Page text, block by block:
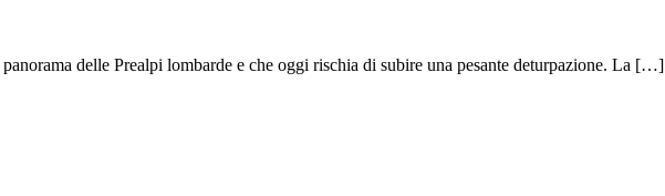
delle Prealpi lombarde e che oggi rischia di subire una pesante deturpazione. La […]